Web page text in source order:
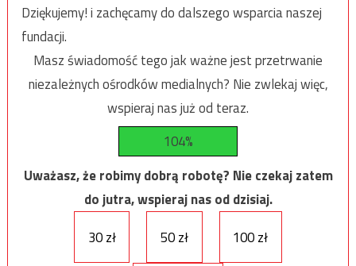
Dziękujemy! i zachęcamy do dalszego wsparcia naszej
fundacji.
Masz świadomość tego jak ważne jest przetrwanie
niezależnych ośrodków medialnych? Nie zwlekaj więc,
wspieraj nas już od teraz.
104%
Uważasz, że robimy dobrą robotę? Nie czekaj zatem
do jutra, wspieraj nas od dzisiaj.
30 zł
50 zł 100 zł